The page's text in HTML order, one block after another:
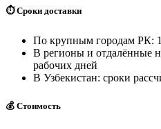
⏱️ Сроки доставки
По крупным городам РК:
В регионы и отдалённые
рабочих дней
В Узбекистан: сроки
💰 Стоимость